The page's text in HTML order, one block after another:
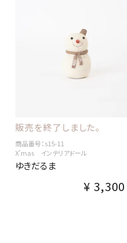
販売を終了しました。
商品番号：s15-11
X'mas インテリアドール
ゆきだるま
¥ 3,300